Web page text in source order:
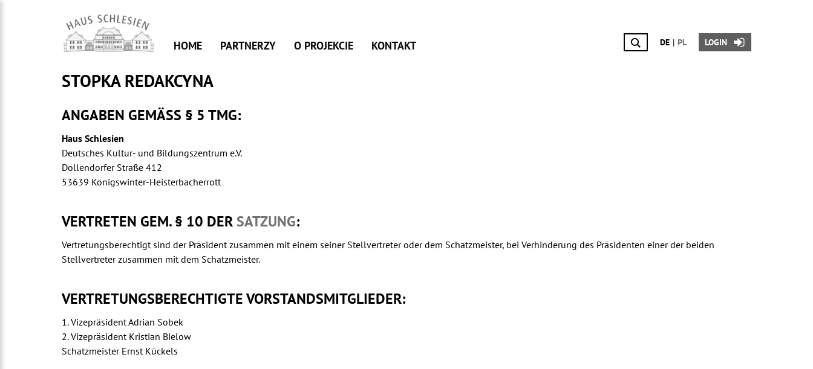
HOME PARTNERZY O PROJEKCIE KONTAKT DE PL LOGIN
STOPKA REDAKCYNA
ANGABEN GEMÄSS § 5 TMG:
Haus Schlesien
Deutsches Kultur- und Bildungszentrum e.V.
Dollendorfer Straße 412
53639 Königswinter-Heisterbacherrott
VERTRETEN GEM. § 10 DERSATZUNG:
Vertretungsberechtigt sind der Präsident zusammen mit einem seiner Stellvertreter oder dem Schatzmeister, bei Verhinderung des Präsidenten einer der beiden
Stellvertreter zusammen mit dem Schatzmeister.
VERTRETUNGSBERECHTIGTE VORSTANDSMITGLIEDER:
1. Vizepräsident Adrian Sobek
2. Vizepräsident Kristian Bielow
Schatzmeister Ernst Kückels